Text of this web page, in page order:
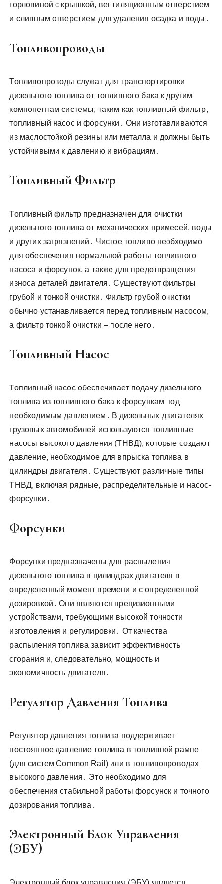
горловиной с крышкой, вентиляционным отверстием
и сливным отверстием для удаления осадка и воды․
Топливопроводы
Топливопроводы служат для транспортировки
дизельного топлива от топливного бака к другим
компонентам системы, таким как топливный фильтр,
топливный насос и форсунки․ Они изготавливаются
из маслостойкой резины или металла и должны быть
устойчивыми к давлению и вибрациям․
Топливный Фильтр
Топливный фильтр предназначен для очистки
дизельного топлива от механических примесей, воды
и других загрязнений․ Чистое топливо необходимо
для обеспечения нормальной работы топливного
насоса и форсунок, а также для предотвращения
износа деталей двигателя․ Существуют фильтры
грубой и тонкой очистки․ Фильтр грубой очистки
обычно устанавливается перед топливным насосом,
а фильтр тонкой очистки – после него․
Топливный Насос
Топливный насос обеспечивает подачу дизельного
топлива из топливного бака к форсункам под
необходимым давлением․ В дизельных двигателях
грузовых автомобилей используются топливные
насосы высокого давления (ТНВД), которые создают
давление, необходимое для впрыска топлива в
цилиндры двигателя․ Существуют различные типы
ТНВД, включая рядные, распределительные и насос-
форсунки․
Форсунки
Форсунки предназначены для распыления
дизельного топлива в цилиндрах двигателя в
определенный момент времени и с определенной
дозировкой․ Они являются прецизионными
устройствами, требующими высокой точности
изготовления и регулировки․ От качества
распыления топлива зависит эффективность
сгорания и, следовательно, мощность и
экономичность двигателя․
Регулятор Давления Топлива
Регулятор давления топлива поддерживает
постоянное давление топлива в топливной рампе
(для систем Common Rail) или в топливопроводах
высокого давления․ Это необходимо для
обеспечения стабильной работы форсунок и точного
дозирования топлива․
Электронный Блок Управления
(ЭБУ)
Электронный блок управления (ЭБУ) является